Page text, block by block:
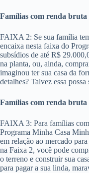
Famílias com renda bruta
FAIXA 2: Se sua família
encaixa nesta faixa do
subsídios de até R$
na planta, ou, ainda,
imaginou ter sua casa da
detalhes? Talvez essa possa
Famílias com renda bruta
FAIXA 3: Para famílias
Programa Minha Casa
em relação ao mercado
na Faixa 2, você pode
o terreno e construir sua
para pagar a sua linda,